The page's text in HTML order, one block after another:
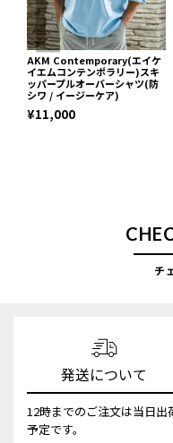
AKM Contemporary(エイケ
イエムコンテンポラリー)スキ
ッパープルオーバーシャツ(防
シワ / イージーケア)
¥11,000
チ
発送について
12時までのご注文は当日出
予定です。